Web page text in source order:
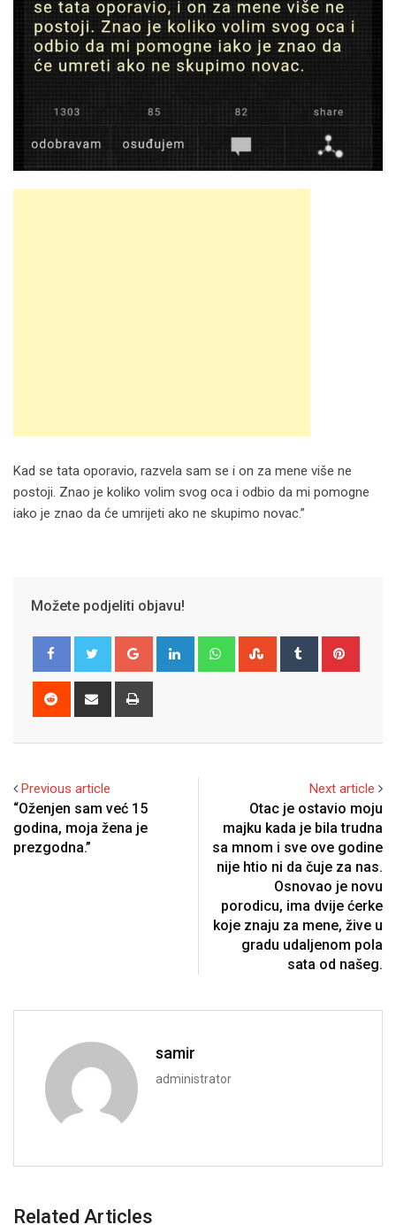
Kad se tata oporavio, razvela sam se i on za mene više ne
postoji. Znao je koliko volim svog oca i odbio da mi pomogne
iako je znao da će umrijeti ako ne skupimo novac.”
Možete podjeliti objavu!
Google+ LinkedIn WhatsappStumbleUpon
Tumblr
Reddit
Share
Previous article
“Oženjen sam već 15
godina, moja žena je
prezgodna.”
Next article
Otac je ostavio moju
majku kada je bila trudna
sa mnom i sve ove godine
nije htio ni da čuje za nas.
Osnovao je novu
porodicu, ima dvije ćerke
koje znaju za mene, žive u
gradu udaljenom pola
sata od našeg.
samir
administrator
Related Articles